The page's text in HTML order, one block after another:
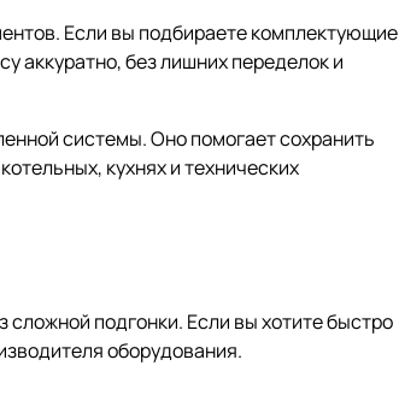
Если вы подбираете комплектующие
аккуратно, без лишних переделок и
системы. Оно помогает сохранить
кухнях и технических
подгонки. Если вы хотите быстро
оборудования.